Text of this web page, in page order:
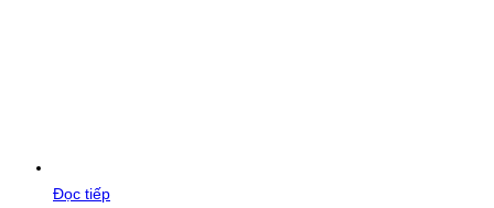
Đọc tiếp